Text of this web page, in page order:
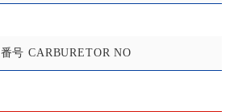
号 CARBURETOR NO